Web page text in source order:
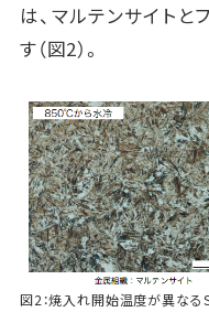
は、マルテンサイト
す（図2）。
図2：焼入れ開始温度が異な